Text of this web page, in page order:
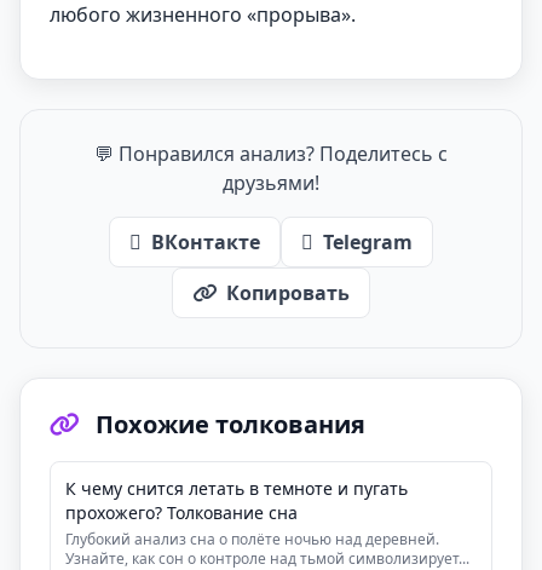
любого жизненного «прорыва».
💬 Понравился анализ? Поделитесь с
друзьями!
ВКонтакте
Telegram
Копировать
Похожие толкования
К чему снится летать в темноте и пугать
прохожего? Толкование сна
Глубокий анализ сна о полёте ночью над деревней.
Узнайте, как сон о контроле над тьмой символизирует...